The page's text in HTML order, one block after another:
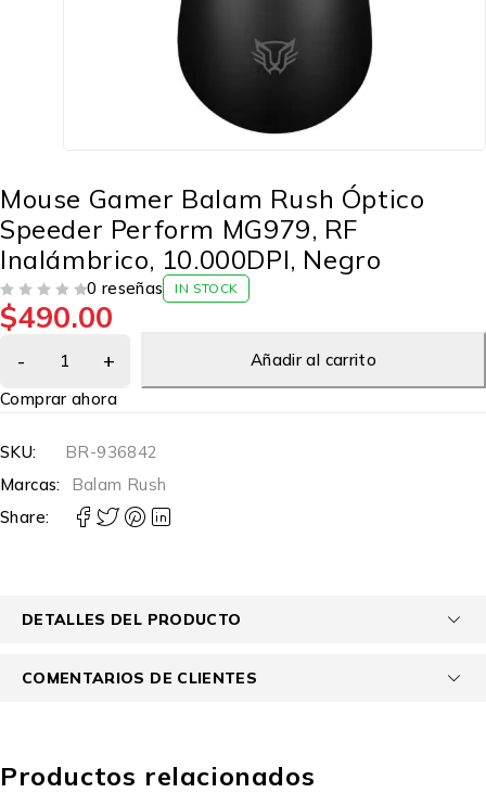
Mouse Gamer Balam Rush Óptico
Speeder Perform MG979, RF
Inalámbrico, 10.000DPI, Negro
0 reseñas IN STOCK
$490.00
Añadir al carrito
Comprar ahora
SKU:
BR-936842
Marcas:
Balam Rush
Share:
DETALLES DEL PRODUCTO
COMENTARIOS DE CLIENTES
Productos relacionados